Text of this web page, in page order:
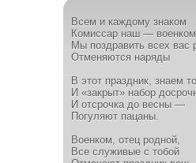
Всем и каждому знаком
Комиссар наш —
Мы поздравить всех вас
Отменяются наряды
В этот праздник, знаем
И «закрыт» набор
И отсрочка до весны —
Погуляют пацаны.
Военком, отец родной,
Все служивые с тобой